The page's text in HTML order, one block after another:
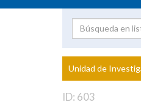
Proyecto
Unidad de
ID: 603